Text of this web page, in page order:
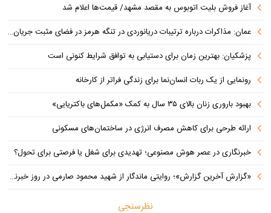
آغاز فروش بلیت اتوبوس به مقصد مشهد/ قیمت‌ها اعلام شد
عمان: مذاکرات درباره ترتیبات دریانوردی در تنگه هرمز در فضای مثبت جریان دارد
پزشکیان‌: بهترین زمان برای دستیابی به توافق شرایط کنونی است
رونمایی از یک ربات انسان‌نما برای زندگی فراتر از کارخانه
بهبود باروری زنان بالای ۳۵ سال به کمک «مکمل‌های باکتریایی»
ارائه طرحی برای کاهش مصرف انرژی در ساختمان‌های مسکونی
خبرنگاری در عصر هوش مصنوعی؛ تهدیدی برای شغل یا فرصتی برای تحول؟
«گزارش آخرین گزارش»؛ روایتی ماندگار از شهید محمود صارمی در روز خبرنگار
نظرسنجی